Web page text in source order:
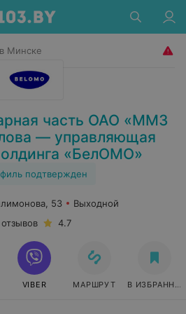
Минске
часть ОАО «ММЗ
— управляющая
«БелОМО»
подтвержден
53
Выходной
4.7
VIBER МАРШРУТ В ИЗБРАННОЕ